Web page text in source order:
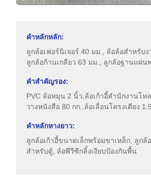
คำหลักหลัก:
ลูกล้อเฟอร์นิเจอร์ 40 มม., ล้อล้อสำหรับง
ลูกล้อก้านเกลียว 63 มม., ลูกล้อฐานแผ่น
คำสำคัญรอง:
PVC ล้อหมุน 2 นิ้ว,ล้อเก้าอี้สำนักงานโห
วางหนังสือ 80 กก.,ล้อเลื่อนโครงเตียง
คำหลักหางยาว:
ลูกล้อเก้าอี้ขนาดเล็กพร้อมขาเหล็ก, ลูก
สำหรับตู้, ล้อพีวีซีกลิ้งเงียบป้องกันพื้น